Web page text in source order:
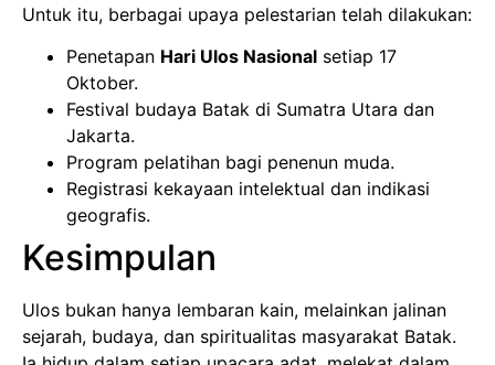
Untuk itu, berbagai upaya pelestarian telah dilakukan:
Penetapan Hari Ulos Nasional setiap 17
Oktober.
Festival budaya Batak di Sumatra Utara dan
Jakarta.
Program pelatihan bagi penenun muda.
Registrasi kekayaan intelektual dan indikasi
geografis.
Kesimpulan
Ulos bukan hanya lembaran kain, melainkan jalinan
sejarah, budaya, dan spiritualitas masyarakat Batak.